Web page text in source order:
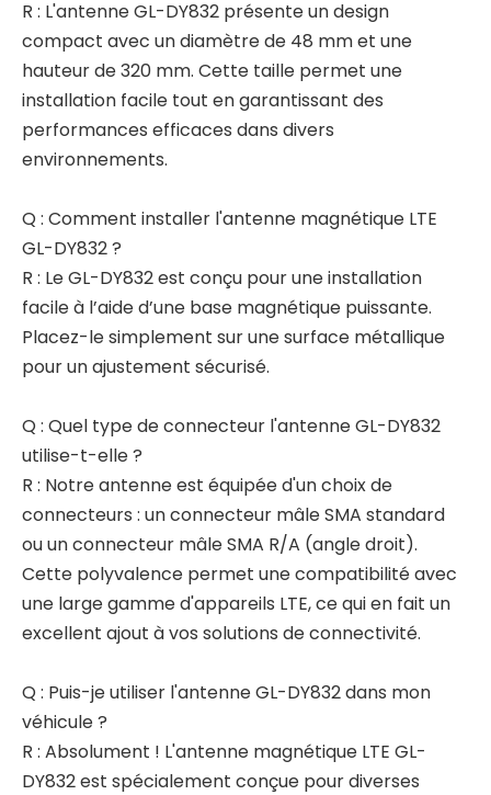
R : L'antenne GL-DY832 présente un design
compact avec un diamètre de 48 mm et une
hauteur de 320 mm. Cette taille permet une
installation facile tout en garantissant des
performances efficaces dans divers
environnements.
Q : Comment installer l'antenne magnétique LTE
GL-DY832 ?
R : Le GL-DY832 est conçu pour une installation
facile à l’aide d’une base magnétique puissante.
Placez-le simplement sur une surface métallique
pour un ajustement sécurisé.
Q : Quel type de connecteur l'antenne GL-DY832
utilise-t-elle ?
R : Notre antenne est équipée d'un choix de
connecteurs : un connecteur mâle SMA standard
ou un connecteur mâle SMA R/A (angle droit).
Cette polyvalence permet une compatibilité avec
une large gamme d'appareils LTE, ce qui en fait un
excellent ajout à vos solutions de connectivité.
Q : Puis-je utiliser l'antenne GL-DY832 dans mon
véhicule ?
R : Absolument ! L'antenne magnétique LTE GL-
DY832 est spécialement conçue pour diverses